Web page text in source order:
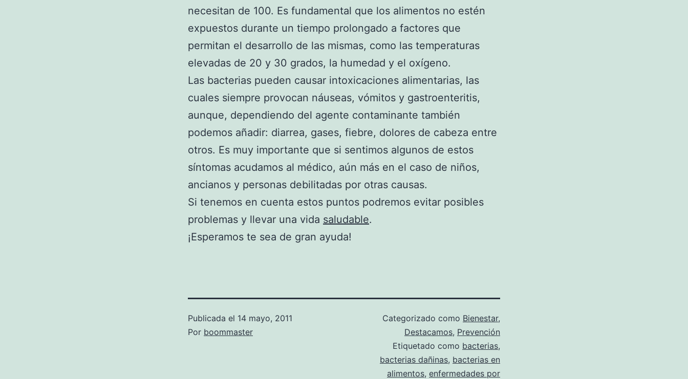
necesitan de 100. Es fundamental que los alimentos no estén
expuestos durante un tiempo prolongado a factores que
permitan el desarrollo de las mismas, como las temperaturas
elevadas de 20 y 30 grados, la humedad y el oxígeno.
Las bacterias pueden causar intoxicaciones alimentarias, las
cuales siempre provocan náuseas, vómitos y gastroenteritis,
aunque, dependiendo del agente contaminante también
podemos añadir: diarrea, gases, fiebre, dolores de cabeza entre
otros. Es muy importante que si sentimos algunos de estos
síntomas acudamos al médico, aún más en el caso de niños,
ancianos y personas debilitadas por otras causas.
Si tenemos en cuenta estos puntos podremos evitar posibles
problemas y llevar una vida saludable.
¡Esperamos te sea de gran ayuda!
Publicada el 14 mayo, 2011
Por boommaster
Categorizado como Bienestar,
Destacamos, Prevención
Etiquetado como bacterias,
bacterias dañinas, bacterias en
alimentos, enfermedades por